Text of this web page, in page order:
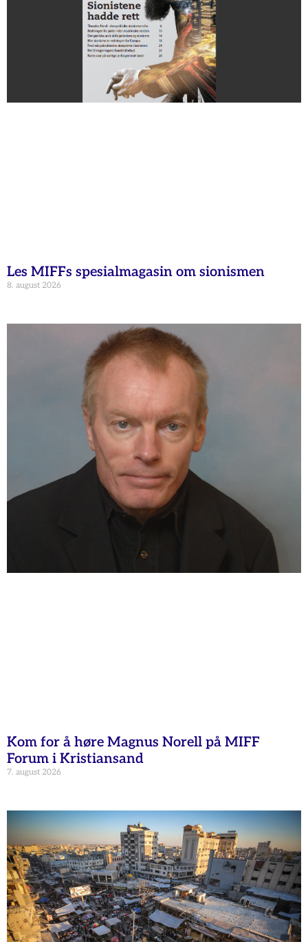
Les MIFFs spesialmagasin om sionismen
8. august 2026
Kom for å høre Magnus Norell på MIFF
Forum i Kristiansand
7. august 2026